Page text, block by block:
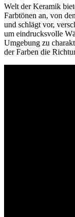
Welt der Keramik
Farbtönen an, von
und schlägt vor,
um eindrucksvolle
Umgebung zu
der Farben die